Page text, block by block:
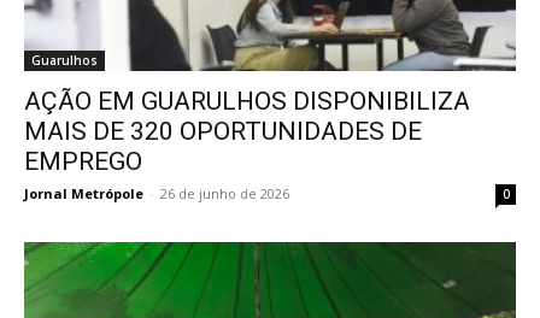
Guarulhos
AÇÃO EM GUARULHOS DISPONIBILIZA
MAIS DE 320 OPORTUNIDADES DE
EMPREGO
Jornal Metrópole - 26 de junho de 2026 0